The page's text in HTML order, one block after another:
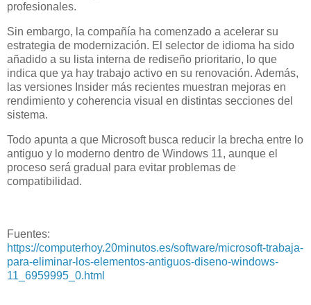
profesionales.
Sin embargo, la compañía ha comenzado a acelerar su
estrategia de modernización. El selector de idioma ha sido
añadido a su lista interna de rediseño prioritario, lo que
indica que ya hay trabajo activo en su renovación. Además,
las versiones Insider más recientes muestran mejoras en
rendimiento y coherencia visual en distintas secciones del
sistema.
Todo apunta a que Microsoft busca reducir la brecha entre lo
antiguo y lo moderno dentro de Windows 11, aunque el
proceso será gradual para evitar problemas de
compatibilidad.
Fuentes:
https://computerhoy.20minutos.es/software/microsoft-trabaja-
para-eliminar-los-elementos-antiguos-diseno-windows-
11_6959995_0.html